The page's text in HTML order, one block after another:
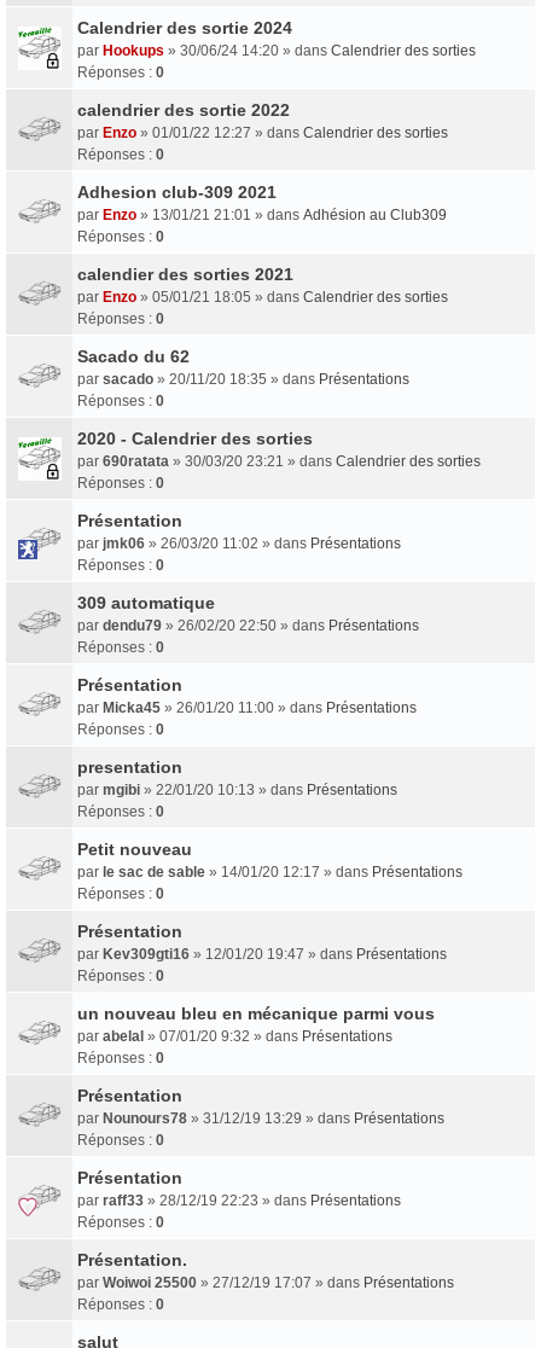
Calendrier des sortie 2024
par Hookups » 30/06/24 14:20 » dans Calendrier des sorties
Réponses : 0
calendrier des sortie 2022
par Enzo » 01/01/22 12:27 » dans Calendrier des sorties
Réponses : 0
Adhesion club-309 2021
par Enzo » 13/01/21 21:01 » dans Adhésion au Club309
Réponses : 0
calendier des sorties 2021
par Enzo » 05/01/21 18:05 » dans Calendrier des sorties
Réponses : 0
Sacado du 62
par sacado » 20/11/20 18:35 » dans Présentations
Réponses : 0
2020 - Calendrier des sorties
par 690ratata » 30/03/20 23:21 » dans Calendrier des sorties
Réponses : 0
Présentation
par jmk06 » 26/03/20 11:02 » dans Présentations
Réponses : 0
309 automatique
par dendu79 » 26/02/20 22:50 » dans Présentations
Réponses : 0
Présentation
par Micka45 » 26/01/20 11:00 » dans Présentations
Réponses : 0
presentation
par mgibi » 22/01/20 10:13 » dans Présentations
Réponses : 0
Petit nouveau
par le sac de sable » 14/01/20 12:17 » dans Présentations
Réponses : 0
Présentation
par Kev309gti16 » 12/01/20 19:47 » dans Présentations
Réponses : 0
un nouveau bleu en mécanique parmi vous
par abelal » 07/01/20 9:32 » dans Présentations
Réponses : 0
Présentation
par Nounours78 » 31/12/19 13:29 » dans Présentations
Réponses : 0
Présentation
par raff33 » 28/12/19 22:23 » dans Présentations
Réponses : 0
Présentation.
par Woiwoi 25500 » 27/12/19 17:07 » dans Présentations
Réponses : 0
salut